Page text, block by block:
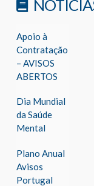
Apoio à
Contratação
– AVISOS
ABERTOS
Dia Mundial
da Saúde
Mental
Plano Anual
Avisos
Portugal